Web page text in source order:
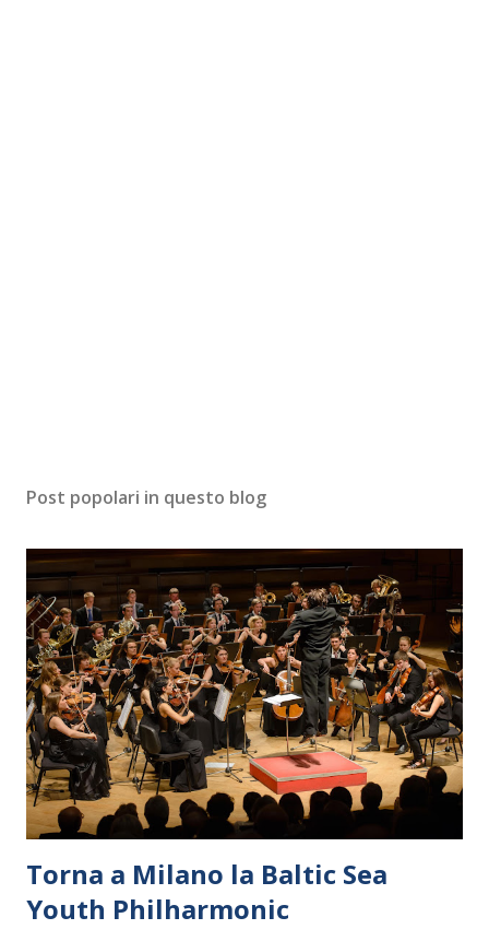
Post popolari in questo blog
Torna a Milano la Baltic Sea
Youth Philharmonic